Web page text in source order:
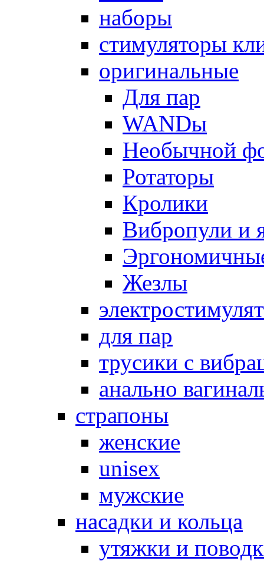
наборы
стимуляторы
оригинальные
Для пар
WANDы
Необычной
Ротаторы
Кролики
Вибропули и
Жезлы
для пар
трусики с
анально
страпоны
женские
unisex
мужские
насадки и кольца
утяжки и